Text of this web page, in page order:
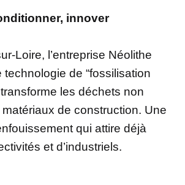
innover
Loire, l’entreprise Néolithe
de “fossilisation
les déchets non
de construction. Une
qui attire déjà
et d’industriels.